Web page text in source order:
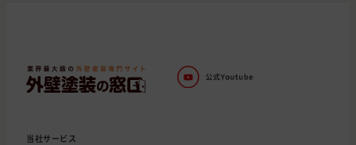
当社サービス